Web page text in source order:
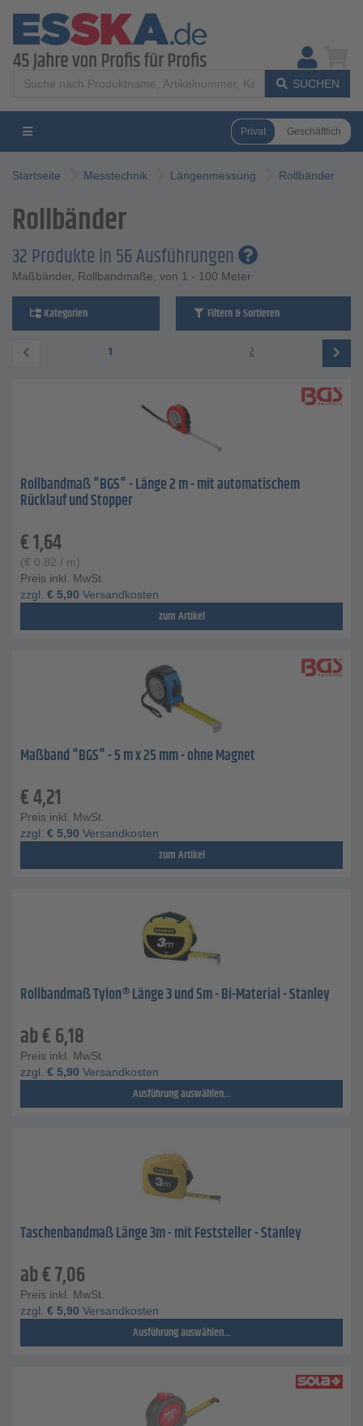
SUCHEN
Privat Geschäftlich
Startseite Messtechnik Längenmessung Rollbänder
Rollbänder
32 Produkte in 56 Ausführungen
Maßbänder, Rollbandmaße, von 1 - 100 Meter
Kategorien Filtern & Sortieren
1 2
Rollbandmaß "BGS" - Länge 2 m - mit automatischem
Rücklauf und Stopper
€1,64
(€ 0,82 / m)
Preis inkl. MwSt.
zzgl. € 5,90 Versandkosten
zum Artikel
Maßband "BGS" - 5 m x 25 mm - ohne Magnet
€4,21
Preis inkl. MwSt.
zzgl. € 5,90 Versandkosten
zum Artikel
Rollbandmaß Tylon® Länge 3 und 5m - Bi-Material - Stanley
ab€6,18
Preis inkl. MwSt.
zzgl. € 5,90 Versandkosten
Ausführung auswählen...
Taschenbandmaß Länge 3m - mit Feststeller - Stanley
ab€7,06
Preis inkl. MwSt.
zzgl. € 5,90 Versandkosten
Ausführung auswählen...